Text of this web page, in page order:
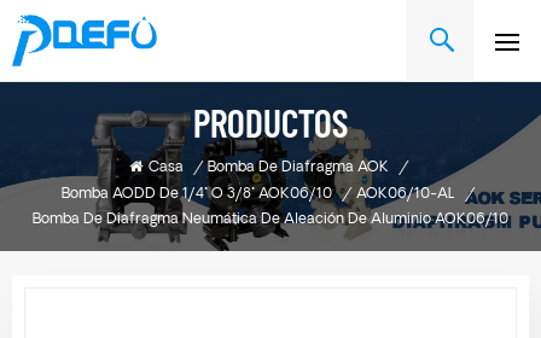
PRODUCTOS
Casa / Bomba De Diafragma AOK
/
Bomba AODD De 1/4" O 3/8" AOK06/10
/ AOK06/10-AL
/
Bomba De Diafragma Neumática De Aleación De Aluminio AOK06/10